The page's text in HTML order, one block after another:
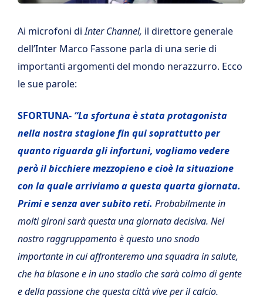
Ai microfoni diInter Channel, il direttore generale
dell’Inter Marco Fassone parla di una serie di
importanti argomenti del mondo nerazzurro. Ecco
le sue parole:
SFORTUNA- “La sfortuna è stata protagonista
nella nostra stagione fin qui soprattutto per
quanto riguarda gli infortuni, vogliamo vedere
però il bicchiere mezzopieno e cioè la situazione
con la quale arriviamo a questa quarta giornata.
Primi e senza aver subito reti. Probabilmente in
molti gironi sarà questa una giornata decisiva. Nel
nostro raggruppamento è questo uno snodo
importante in cui affronteremo una squadra in salute,
che ha blasone e in uno stadio che sarà colmo di gente
e della passione che questa città vive per il calcio.